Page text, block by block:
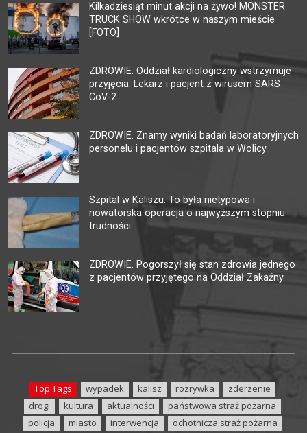
Kilkadziesiąt minut akcji na żywo! MONSTER
TRUCK SHOW wkrótce w naszym mieście
[FOTO]
ZDROWIE. Oddział kardiologiczny wstrzymuje
przyjęcia. Lekarz i pacjent z wirusem SARS
CoV-2
ZDROWIE. Znamy wyniki badań laboratoryjnych
personelu i pacjentów szpitala w Wolicy
Szpital w Kaliszu: To była nietypowa i
nowatorska operacja o najwyższym stopniu
trudności
ZDROWIE. Pogorszył się stan zdrowia jednego
z pacjentów przyjętego na Oddział Zakaźny
Top Tags wypadek kalisz rozrywka
zderzenie
drogi
kultura aktualności
państwowa straż pożarna
policja
miasto interwencja
ochotnicza straż pożarna